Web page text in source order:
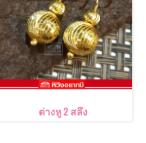
ต่างหู 2 สลึง